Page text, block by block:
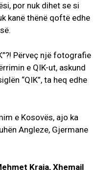
por nuk dihet se si
kanë thënë qoftë edhe
Përveç një fotografie
e QIK-ut, askund
“QIK”, ta heq edhe
e Kosovës, ajo ka
Angleze, Gjermane
Kraja, Xhemail